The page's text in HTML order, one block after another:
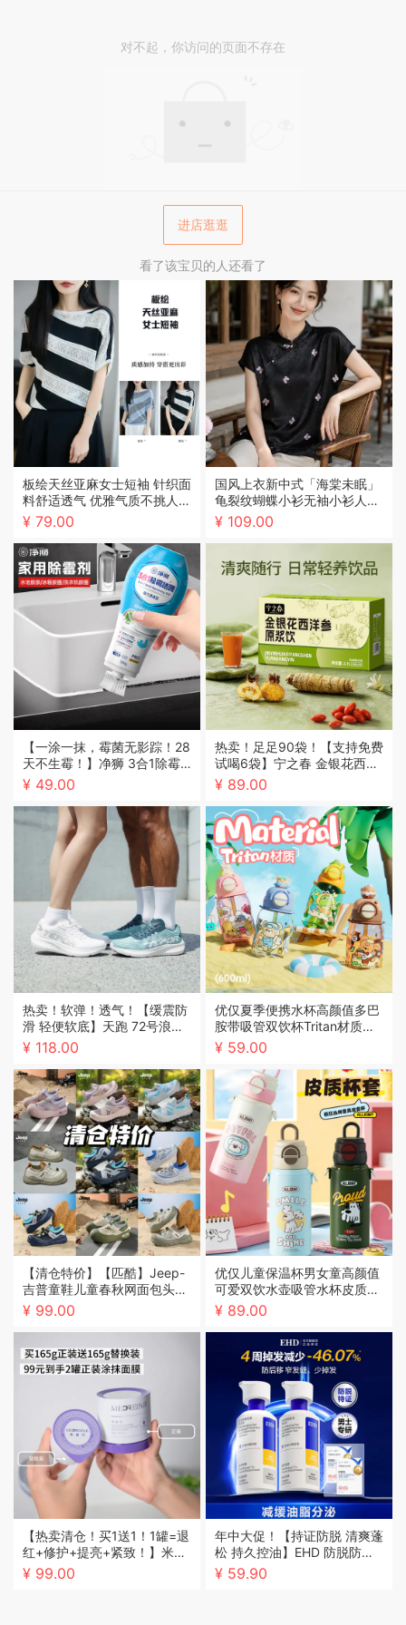
对不起，你访问的页面不存在
进店逛逛
看了该宝贝的人还看了
板绘天丝亚麻女士短袖 针织面
料舒适透气 优雅气质不挑人
百搭休闲
¥ 79.00
国风上衣新中式「海棠未眠」
龟裂纹蝴蝶小衫无袖小衫人丝
立领刺绣衬衫女XL-4XL
¥ 109.00
【一涂一抹，霉菌无影踪！28
天不生霉！】净狮 3合1除霉
啫喱 一涂净除厨卫胶条黑霉
¥ 49.00
热卖！足足90袋！【支持免费
试喝6袋】宁之春 金银花西洋
参原浆饮 清润回甘 清爽醇厚
¥ 89.00
热卖！软弹！透气！【缓震防
滑 轻便软底】天跑 72号浪潮
时尚运动跑鞋 无缝贴合不磨脚
2
¥ 118.00
优仅夏季便携水杯高颜值多巴
胺带吸管双饮杯Tritan材质安
全无异味
¥ 59.00
【清仓特价】【匹酷】Jeep-
吉普童鞋儿童春秋网面包头凉
鞋男女童夏季休闲鞋运动鞋27
¥ 99.00
优仅儿童保温杯男女童高颜值
可爱双饮水壶吸管水杯皮质杯
套316内胆
¥ 89.00
【热卖清仓！买1送1！1罐=退
红+修护+提亮+紧致！】米蓓
尔 轻龄紧致修护涂抹面膜2.0
¥ 99.00
年中大促！【持证防脱 清爽蓬
松 持久控油】EHD 防脱防断
固发洗发水 侧柏植萃配方 深
¥ 59.90